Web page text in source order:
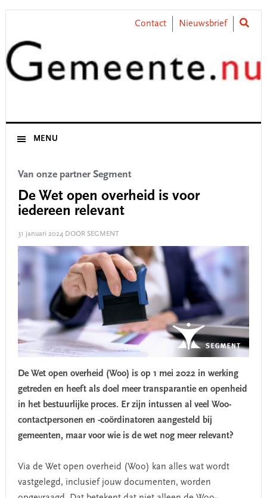
Skip
primary
navigation
Skip
content
Skip
primary
sidebar
Skip
footer
Contact Nieuwsbrief
MENU
Van onze partner Segment
De Wet open overheid is voor
iedereen relevant
31 januari 2024DOOR SEGMENT
De Wet open overheid (Woo) is op 1 mei 2022 in werking
getreden en heeft als doel meer transparantie en openheid
in het bestuurlijke proces. Er zijn intussen al veel Woo-
contactpersonen en -coördinatoren aangesteld bij
gemeenten, maar voor wie is de wet nog meer relevant?
Via de Wet open overheid (Woo) kan alles wat wordt
vastgelegd, inclusief jouw documenten, worden